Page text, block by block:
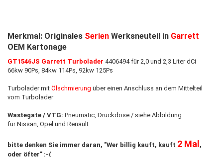
Merkmal: Originales Serien Werksneuteil in Garrett
OEM Kartonage
GT1546JS Garrett Turbolader 4406494 für 2,0 und 2,3 Liter dCi
66kw 90Ps, 84kw 114Ps, 92kw 125Ps
Turbolader mit Ölschmierung über einen Anschluss an dem Mittelteil
vom Turbolader
Wastegate / VTG: Pneumatic, Druckdose / siehe Abbildung
für Nissan, Opel und Renault
bitte denken Sie immer daran, "Wer billig kauft, kauft 2 Mal,
oder öfter" :-(